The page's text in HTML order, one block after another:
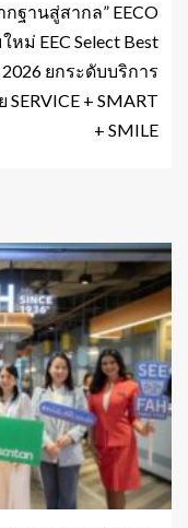
กฐานสู่สากล” EECO
หม่ EEC Select Best
2026 ยกระดับบริการ
SERVICE + SMART
+ SMILE